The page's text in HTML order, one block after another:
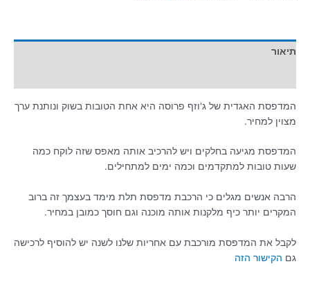
תיאור
המדפסת האגדית של ג'וזף פרוסה היא אחת הטובות בשוק ונותנת ערך
מצוין למחיר.
המדפסת מגיעה בחלקים ויש להרכיב אותה מאפס שזה לוקח כמה
שעות טובות למתקדמים וכמה ימים למתחילים.
הרבה אנשים מגלים כי הרכבת מדפסת תלת מימד בעצמך זה ברוב
המקרים יותר כיף מלקנות אותה מוכנה וגם חוסך כמובן במחיר.
לקבל את המדפסת מורכבת עם אחריות שלנו לשנה יש להוסיף לרכישה
גם הקישור הזה